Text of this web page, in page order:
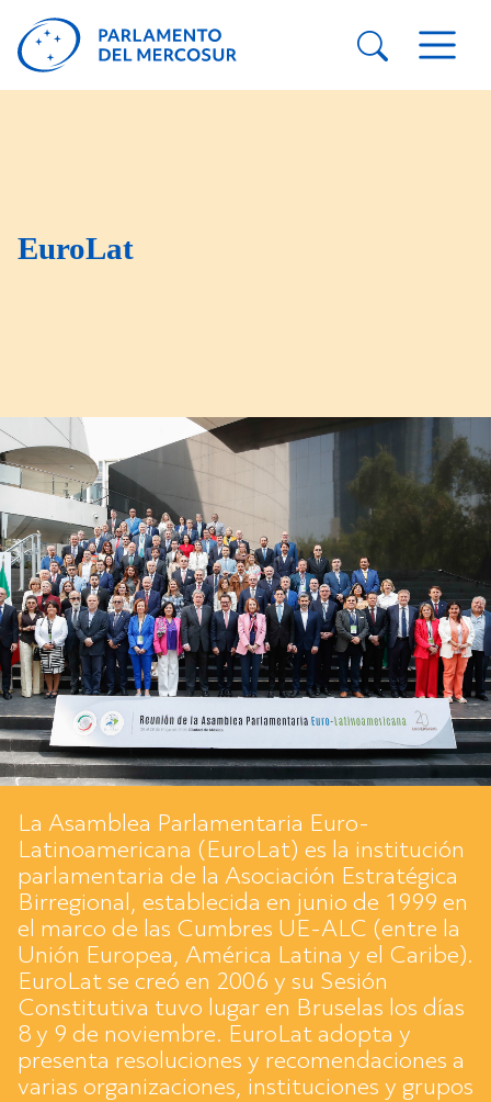
EuroLat
La Asamblea Parlamentaria Euro-
Latinoamericana (EuroLat) es la institución
parlamentaria de la Asociación Estratégica
Birregional, establecida en junio de 1999 en
el marco de las Cumbres UE-ALC (entre la
Unión Europea, América Latina y el Caribe).
EuroLat se creó en 2006 y su Sesión
Constitutiva tuvo lugar en Bruselas los días
8 y 9 de noviembre. EuroLat adopta y
presenta resoluciones y recomendaciones a
varias organizaciones, instituciones y grupos